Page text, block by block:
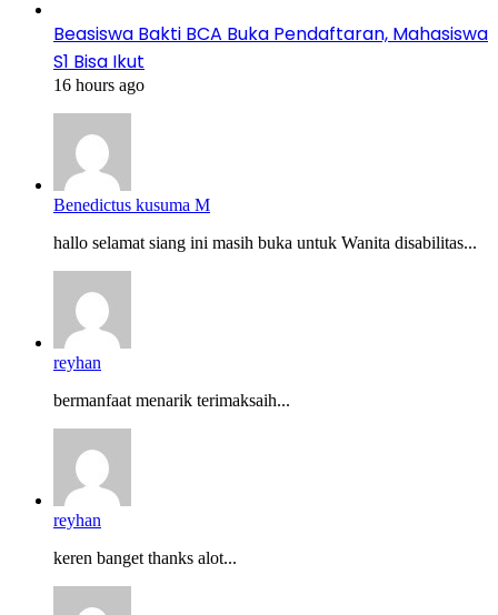
Beasiswa Bakti BCA Buka Pendaftaran, Mahasiswa
S1 Bisa Ikut
16 hours ago
Benedictus kusuma M
hallo selamat siang ini masih buka untuk Wanita disabilitas...
reyhan
bermanfaat menarik terimaksaih...
reyhan
keren banget thanks alot...